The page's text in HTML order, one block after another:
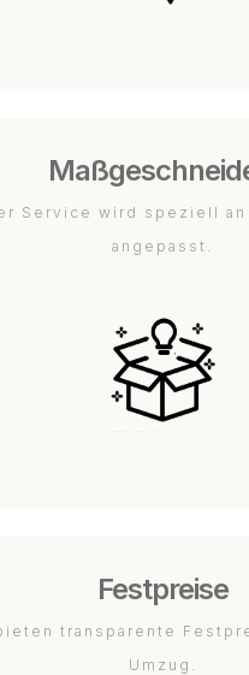
Service wird speziell an
angepasst.
Festpreise
transparente
Umzug.